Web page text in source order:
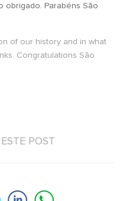
obrigado. Parabéns São
of our history and in what
Congratulations São
POST